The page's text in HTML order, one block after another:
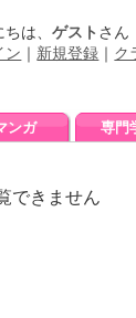
ちは、ゲスト さん
ン
新規登録 ク
ンガ 専門
できません